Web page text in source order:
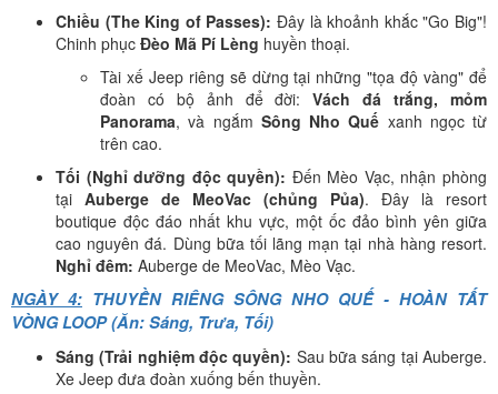
Chiều (The King of Passes): Đây là khoảnh khắc "Go Big"!
Chinh phục Đèo Mã Pí Lèng huyền thoại.
Tài xế Jeep riêng sẽ dừng tại những "tọa độ vàng" để
đoàn có bộ ảnh để đời:Vách đá trắng, mỏm
Panorama, và ngắm Sông Nho Quế xanh ngọc từ
trên cao.
Tối (Nghỉ dưỡng độc quyền): Đến Mèo Vạc, nhận phòng
tại Auberge de MeoVac (chủng Pủa). Đây là resort
boutique độc đáo nhất khu vực, một ốc đảo bình yên giữa
cao nguyên đá. Dùng bữa tối lãng mạn tại nhà hàng resort.
Nghỉ đêm: Auberge de MeoVac, Mèo Vạc.
NGÀY 4: THUYỀN RIÊNG SÔNG NHO QUẾ - HOÀN TẤT
VÒNG LOOP (Ăn: Sáng, Trưa, Tối)
Sáng (Trải nghiệm độc quyền): Sau bữa sáng tại Auberge.
Xe Jeep đưa đoàn xuống bến thuyền.